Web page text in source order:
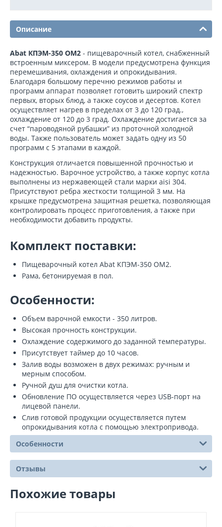
Описание
Abat КПЭМ-350 ОМ2 - пищеварочный котел, снабженный
встроенным миксером. В модели предусмотрена функция
перемешивания, охлаждения и опрокидывания.
Благодаря большому перечню режимов работы и
программ аппарат позволяет готовить широкий спектр
первых, вторых блюд, а также соусов и десертов. Котел
осуществляет нагрев в пределах от 3 до 120 град.,
охлаждение от 120 до 3 град. Охлаждение достигается за
счет “пароводяной рубашки” из проточной холодной
воды. Также пользователь может задать одну из 50
программ с 5 этапами в каждой.
Конструкция отличается повышенной прочностью и
надежностью. Варочное устройство, а также корпус котла
выполнены из нержавеющей стали марки aisi 304.
Присутствуют ребра жесткости толщиной 3 мм. На
крышке предусмотрена защитная решетка, позволяющая
контролировать процесс приготовления, а также при
необходимости добавить продукты.
Комплект поставки:
Пищеварочный котел Abat КПЭМ-350 ОМ2.
Рама, бетонируемая в пол.
Особенности:
Объем варочной емкости - 350 литров.
Высокая прочность конструкции.
Охлаждение содержимого до заданной температуры.
Присутствует таймер до 10 часов.
Залив воды возможен в двух режимах: ручным и
мерным способом.
Ручной душ для очистки котла.
Обновление ПО осуществляется через USB-порт на
лицевой панели.
Слив готовой продукции осуществляется путем
опрокидывания котла с помощью электропривода.
Особенности
Отзывы
Похожие товары